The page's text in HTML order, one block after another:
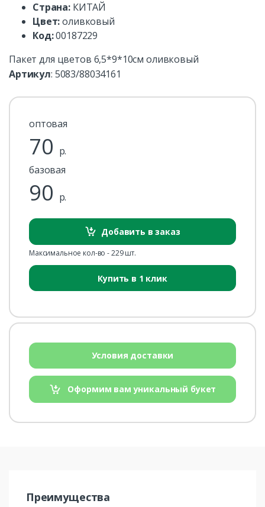
Страна: КИТАЙ
Цвет:оливковый
Код:00187229
Пакет для цветов 6,5*9*10см оливковый
Артикул: 5083/88034161
оптовая
70 р.
базовая
90 р.
Добавить в заказ
Максимальное кол-во - 229 шт.
Купить в 1 клик
Условия доставки
Оформим вам уникальный букет
Преимущества